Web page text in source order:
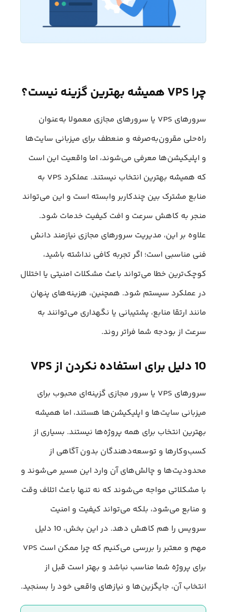
چرا VPS همیشه بهترین گزینه نیست؟
سرورهای VPS یا سرورهای مجازی معمولا به‌عنوان
راه‌حلی مقرون‌به‌صرفه و منعطف برای میزبانی سایت‌ها
و اپلیکیشن‌ها معرفی می‌شوند، اما واقعیت این است
که همیشه بهترین انتخاب نیستند. عملکرد VPS به
منابع مشترک بین چندکاربر وابسته است و این می‌تواند
منجر به کاهش سرعت و افت کیفیت خدمات شود.
علاوه بر این، مدیریت سرورهای مجازی نیازمند دانش
فنی مناسبی است؛ اگر تجربه کافی نداشته باشید،
کوچک‌ترین خطا می‌تواند باعث مشکلات امنیتی یا اختلال
در عملکرد سیستم شود. همچنین، هزینه‌های پنهان
مانند ارتقا منابع، پشتیبانی یا نگهداری می‌توانند به
سرعت از بودجه شما فراتر روند.
10 دلیل برای استفاده نکردن از VPS
سرورهای VPS یا سرور مجازی گزینه‌ای محبوب برای
میزبانی سایت‌ها و اپلیکیشن‌ها هستند، اما همیشه
بهترین انتخاب برای همه پروژه‌ها نیستند. بسیاری از
کسب‌وکارها و توسعه‌دهندگان بدون آگاهی از
محدودیت‌ها و چالش‌های آن وارد این مسیر می‌شوند و
با مشکلاتی مواجه می‌شوند که نه تنها باعث اتلاف وقت
و منابع می‌شود، بلکه می‌تواند کیفیت و امنیت
سرویس را هم کاهش دهد. در این بخش، 10 دلیل
مهم و معتبر را بررسی می‌کنیم که چرا ممکن است VPS
برای پروژه شما مناسب نباشد و بهتر است قبل از
انتخاب آن، جایگزین‌ها و نیازهای واقعی خود را بسنجید.